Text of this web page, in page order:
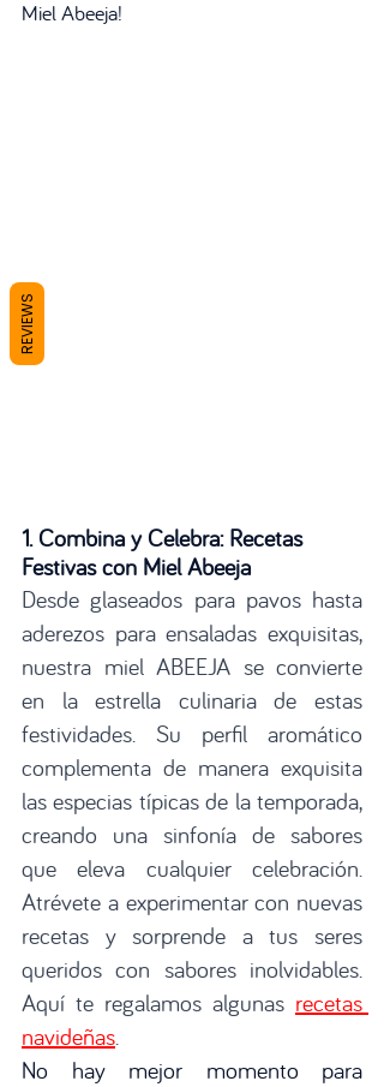
Miel Abeeja!
1. Combina y Celebra: Recetas
Festivas con Miel Abeeja
Desde glaseados para pavos hasta
aderezos para ensaladas exquisitas,
nuestra miel ABEEJA se convierte
en la estrella culinaria de estas
festividades. Su perfil aromático
complementa de manera exquisita
las especias típicas de la temporada,
creando una sinfonía de sabores
que eleva cualquier celebración.
Atrévete a experimentar con nuevas
recetas y sorprende a tus seres
queridos con sabores inolvidables.
Aquí te regalamos algunas recetas
navideñas.
No hay mejor momento para
REVIEWS